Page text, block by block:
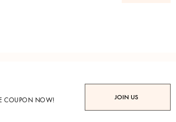
COUPON NOW! JOIN US